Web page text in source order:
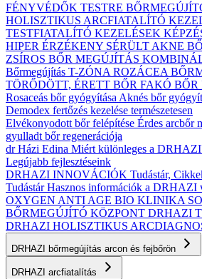
FÉNYVÉDŐK TESTRE
HOLISZTIKUS ARCFIATALÍTÓ
TESTFIATALÍTÓ KEZELÉSEK
HIPER ÉRZÉKENY SÉRÜLT AKNE
ZSÍROS BŐR MEGÚJÍTÁS
Bőrmegújítás T-ZÓNA ROZÁCEA
TÖRŐDÖTT, ÉRETT BŐR FAKÓ BŐR
Rosaceás bőr gyógyítása Aknés bőr
Demodex fertőzés kezelése természetesen
Elvékonyodott bőr felépítése Érdes arcbőr
gyulladt bőr regenerációja
dr Házi Edina Miért különleges a
Legújabb fejlesztéseink
DRHAZI INNOVÁCIÓK Tudástár,
TudástárHasznos információk a DRHAZI
OXYGEN ANTI AGE BIO KLINIKA
BŐRMEGÚJÍTÓ KÖZPONT DRHAZI
DRHAZI HOLISZTIKUS
DRHAZI bőrmegújítás arcon és fejbőrön
DRHAZI arcfiatalítás